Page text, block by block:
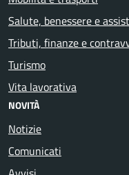
Salute, benessere e
Tributi, finanze e
Turismo
Vita lavorativa
NOVITÀ
Notizie
Comunicati